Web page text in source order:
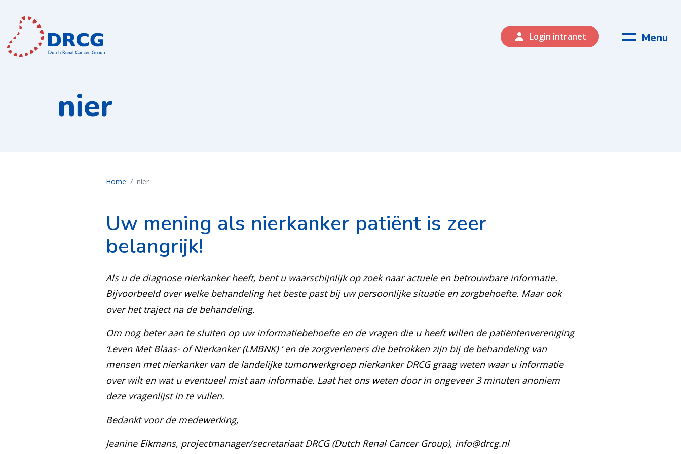
person Login intranet Menu
nier
Home nier
Uw mening als nierkanker patiënt is zeer
belangrijk!
Als u de diagnose nierkanker heeft, bent u waarschijnlijk op zoek naar actuele en betrouwbare informatie.
Bijvoorbeeld over welke behandelinghet beste past bij uw persoonlijke situatie en zorgbehoefte. Maar ook
over het traject na de behandeling.
Om nog beter aan te sluiten op uw informatiebehoefte en de vragen die u heeft willen de patiëntenvereniging
‘Leven Met Blaas- of Nierkanker (LMBNK) ’ en de zorgverleners die betrokken zijn bij de behandeling van
mensen met nierkanker van de landelijke tumorwerkgroep nierkanker DRCG graag weten waar u informatie
over wilt en wat u eventueel mist aan informatie. Laat het ons weten door in ongeveer 3 minuten anoniem
deze vragenlijst in te vullen.
Bedankt voor de medewerking,
Jeanine Eikmans, projectmanager/secretariaat DRCG (Dutch Renal Cancer Group), info@drcg.nl